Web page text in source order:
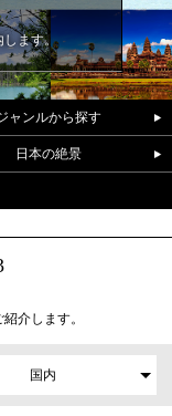
します。
ャンルから探す
日本の絶景
介します。
国内